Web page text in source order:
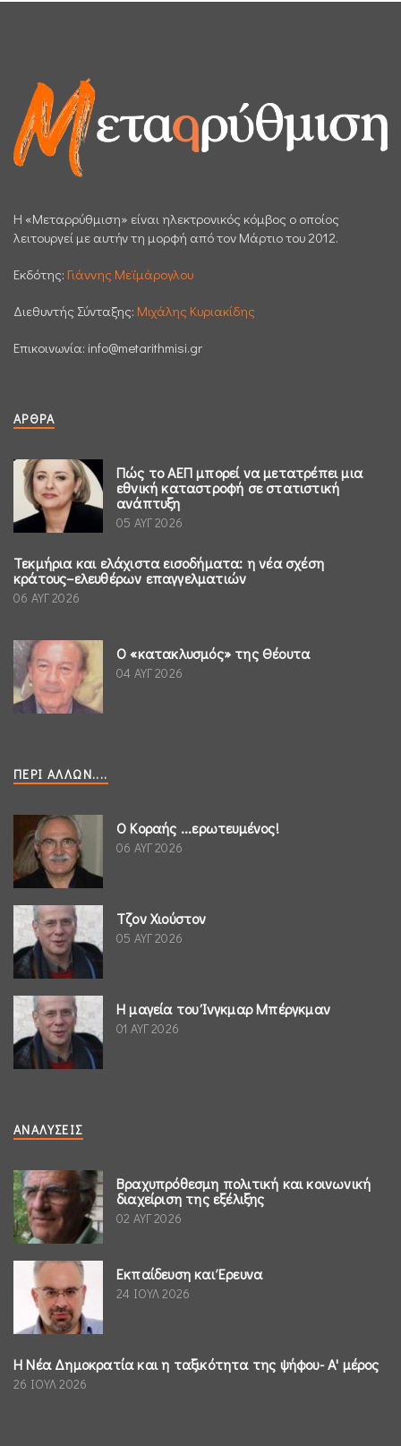
H «Μεταρρύθμιση» είναι ηλεκτρονικός κόμβος ο οποίος
λειτουργεί με αυτήν τη μορφή από τον Μάρτιο του 2012.
Εκδότης: Γιάννης Μεϊμάρογλου
Διεθυντής Σύνταξης: Μιχάλης Κυριακίδης
Επικοινωνία: info@metarithmisi.gr
ΆΡΘΡΑ
Πώς το ΑΕΠ μπορεί να μετατρέπει μια
εθνική καταστροφή σε στατιστική
ανάπτυξη
05 ΑΥΓ 2026
Τεκμήρια και ελάχιστα εισοδήματα: η νέα σχέση
κράτους–ελευθέρων επαγγελματιών
06 ΑΥΓ 2026
Ο «κατακλυσμός» της Θέουτα
04 ΑΥΓ 2026
ΠΕΡΊ ΆΛΛΩΝ....
Ο Κοραής ...ερωτευμένος!
06 ΑΥΓ 2026
Τζον Χιούστον
05 ΑΥΓ 2026
Η μαγεία του Ίνγκμαρ Μπέργκμαν
01 ΑΥΓ 2026
ΑΝΑΛΎΣΕΙΣ
Βραχυπρόθεσμη πολιτική και κοινωνική
διαχείριση της εξέλιξης
02 ΑΥΓ 2026
Εκπαίδευση και Έρευνα
24 ΙΟΥΛ 2026
Η Νέα Δημοκρατία και η ταξικότητα της ψήφου- Α' μέρος
26 ΙΟΥΛ 2026